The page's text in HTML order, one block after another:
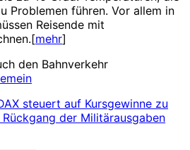
Problemen führen. Vor allem in
Reisende mit
mehr]
den Bahnverkehr
steuert auf Kursgewinne zu
der Militärausgaben